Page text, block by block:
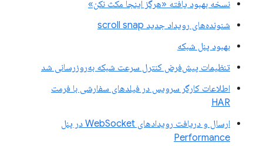
نسخه بهبود یافته «هرگز اینجا مکث نکن»
شنونده‌های رویداد جدید scroll snap
بهبود پنل شبکه
تنظیمات پیش‌فرض کنترل سرعت شبکه به‌روزرسانی شد
اطلاعات کارگر سرویس در فیلدهای سفارشی با فرمت
HAR
ارسال و دریافت رویدادهای WebSocket در پنل
Performance